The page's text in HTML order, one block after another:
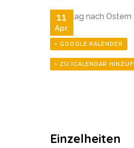
11
Apr.
Dienstag nach Ostern
+ GOOGLE KALENDER
+ ZU ICALENDAR
Einzelheiten